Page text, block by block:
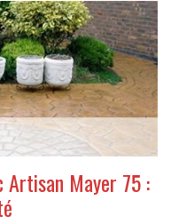
Artisan Mayer 75 :